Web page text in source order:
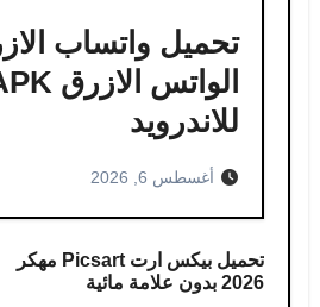
تحميل واتساب
للاندرويد
أغسطس 6, 2026
تحميل بيكس ارت Picsart مهكر
2026 بدون علامة مائية